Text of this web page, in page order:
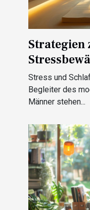
Strategien
Männer
Stress und
Begleiter des
Männer stehen...